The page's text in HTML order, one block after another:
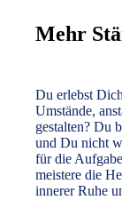
Mehr
Du erlebst
Umstände,
gestalten? Du
und Du nicht
für die
meistere die
innerer Ruhe